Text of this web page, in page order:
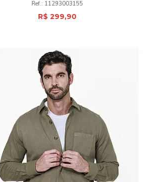
COMPRAR
11293003155
R$ 299,90